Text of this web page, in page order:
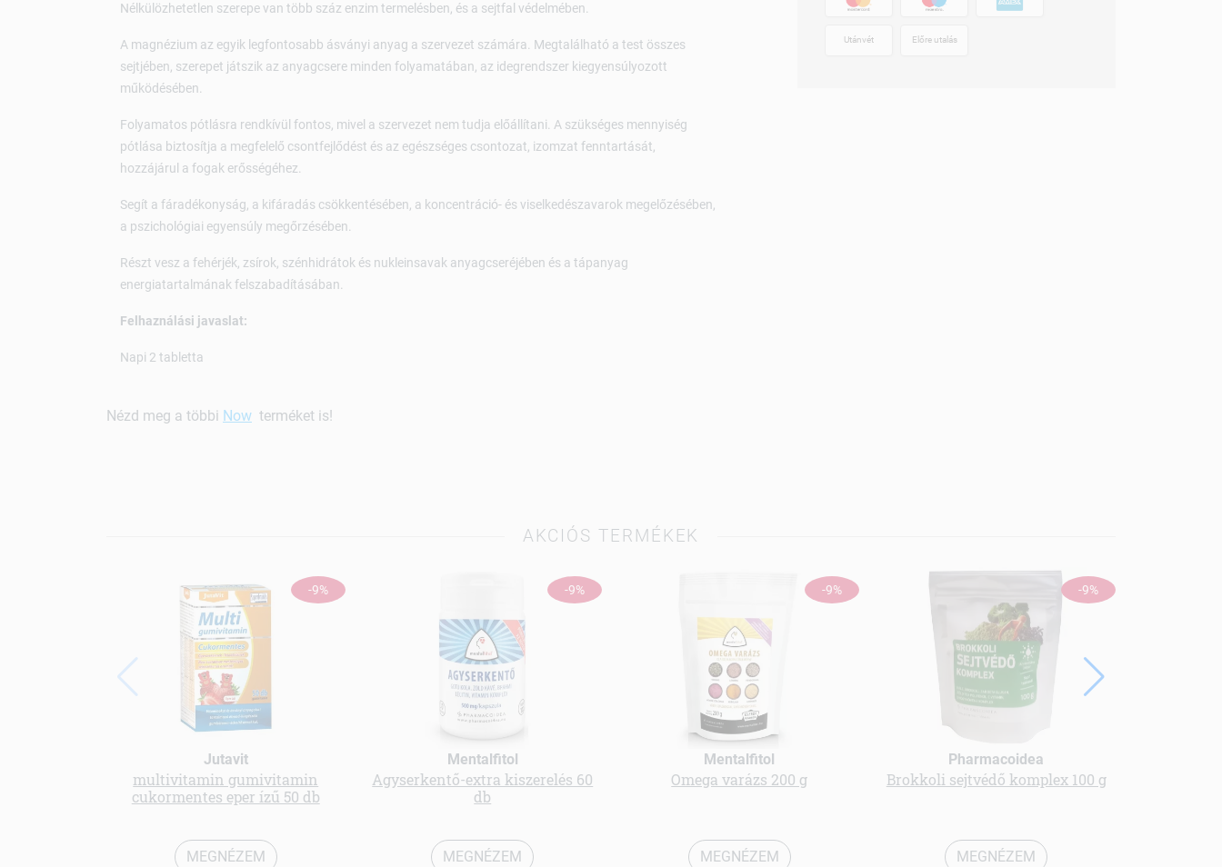
Nélkülözhetetlen szerepe van több száz enzim termelésben, és a sejtfal védelmében.
A magnézium az egyik legfontosabb ásványi anyag a szervezet számára. Megtalálható a test összes
sejtjében, szerepet játszik az anyagcsere minden folyamatában, az idegrendszer kiegyensúlyozott
működésében.
Folyamatos pótlásra rendkívül fontos, mivel a szervezet nem tudja előállítani. A szükséges mennyiség
pótlása biztosítja a megfelelő csontfejlődést és az egészséges csontozat, izomzat fenntartását,
hozzájárul a fogak erősségéhez.
Segít a fáradékonyság, a kifáradás csökkentésében, a koncentráció- és viselkedészavarok megelőzésében,
a pszichológiai egyensúly megőrzésében.
Részt vesz a fehérjék, zsírok, szénhidrátok és nukleinsavak anyagcseréjében és a tápanyag
energiatartalmának felszabadításában.
Felhaználási javaslat:
Napi 2 tabletta
Nézd meg a többi Now terméket is!
Utánvét Előre utalás
AKCIÓS TERMÉKEK
-9%
Jutavit
multivitamin gumivitamin
cukormentes eper ízű 50 db
MEGNÉZEM
-9%
Mentalfitol
Agyserkentő-extra kiszerelés 60
db
MEGNÉZEM
-9%
Mentalfitol
Omega varázs 200 g
MEGNÉZEM
-9%
Pharmacoidea
Brokkoli sejtvédő komplex 100 g
MEGNÉZEM